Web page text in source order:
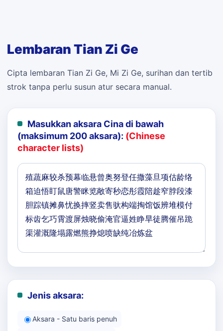
Lembaran Tian Zi Ge
Cipta lembaran Tian Zi Ge, Mi Zi Ge, surihan dan tertib
strok tanpa perlu susun atur secara manual.
Masukkan aksara Cina di bawah
(maksimum 200 aksara): (Chinese
character lists)
Jenis aksara:
Aksara - Satu baris penuh